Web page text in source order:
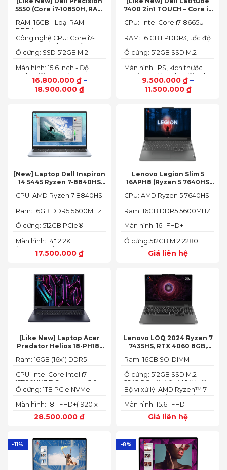
5550 (Core i7-10850H, RAM
Quadro T1000 4G, Màn
15.6” FHD+)
16.800.000 ₫–
18.900.000 ₫
Màn hình: 15.6 inch - Độ
phân giải: FHD+ (1920 x
1200 px)
Ổ cứng: SSD 512GB M.2
Công nghệ CPU: Core i7-
10750H, 6 nhân, 12 luồng
RAM: 16GB - Loại RAM:
DDR4
7400 2in1 TOUCH – Core i7
màn hình 14 inch FHD Cảm
9.500.000 ₫ –
11.500.000 ₫
Màn hình: IPS, kích thước
14.0 inch, độ phân giải Full
HD (1920 x 1080)
Ổ cứng: 512GB SSD M.2
RAM: 16 GB LPDDR3, tốc độ
CPU: Intel Core i7-8665U
[New] Laptop Dell Inspiron
14 5445 Ryzen 7-8840HS
Radeon 780M Màn 14inch
17.500.000 ₫
Màn hình: 14" 2.2K
(2240X1400)
Ổ cứng: 512GB PCIe®
Ram: 16GB DDR5 5600MHz
CPU: AMD Ryzen 7 8840HS
Lenovo Legion Slim 5
16APH8 (Ryzen 5 7640HS
4060 16″ FHD+ 144Hz)
Giá liên hệ
Ổ cứng:512GB M.2 2280
PCIe® 4.0 x4 SSD
Màn hình: 16" FHD+
(1920x1200) IPS
Ram: 16GB DDR5 5600MHZ
CPU: AMD Ryzen 5 7640HS
[Like New] Laptop Acer
Predator Helios 18-PH18-
13700HX, RTX 4060 8GB,
16GB, SSD 1TB, 18″ FHD+
165HZ)
28.500.000 ₫
Màn hình: 18'' FHD+(1920 x
1200) 165 Hz In-plane
Switching (IPS)
Ổ cứng: 1TB PCIe NVMe
CPU: Intel Core Intel i7-
13700HX 3.7 GHz up to 5.0
GHz 30MB
Ram: 16GB (16x1) DDR5
4800MHz (2x SO-DIMM
socket, up to 32GB
Lenovo LOQ 2024 Ryzen 7
7435HS, RTX 4060 8GB,
144Hz, 100% sRGB
Giá liên hệ
Màn hình: 15.6" FHD
(1920x1080) IPS 300nits
Anti-glare, 100% sRGB,
Bộ vi xử lý: AMD Ryzen™ 7
74355HS (8C / 16T, 3.8 /
5.1GHz, 8MB L2 / 16MB L3)
Ổ cứng: 512GB SSD M.2
2242 PCIe® 4.0x4 NVMe®
(2 slots nvme)
Ram: 16GB SO-DIMM
DDR5-5600 (max 64)
-11% -8%